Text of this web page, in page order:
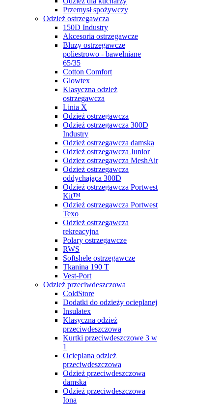
Przemysł spożywczy
Odzież ostrzegawcza
150D Industry
Akcesoria ostrzegawcze
Bluzy ostrzegawcze
poliestrowo - bawełniane
65/35
Cotton Comfort
Glowtex
Klasyczna odzież
ostrzegawcza
Linia X
Odzież ostrzegawcza
Odzież ostrzegawcza 300D
Industry
Odzież ostrzegawcza damska
Odzież ostrzegawcza Junior
Odziez ostrzegawcza MeshAir
Odzież ostrzegawcza
oddychająca 300D
Odzież ostrzegawcza Portwest
Kit™
Odzież ostrzegawcza Portwest
Texo
Odzież ostrzegawcza
rekreacyjna
Polary ostrzegawcze
RWS
Softshele ostrzegawcze
Tkanina 190 T
Vest-Port
Odzież przeciwdeszczowa
ColdStore
Dodatki do odzieży ocieplanej
Insulatex
Klasyczna odzież
przeciwdeszczowa
Kurtki przeciwdeszczowe 3 w
1
Ocieplana odzież
przeciwdeszczowa
Odzież przeciwdeszczowa
damska
Odzież przeciwdeszczowa
Iona